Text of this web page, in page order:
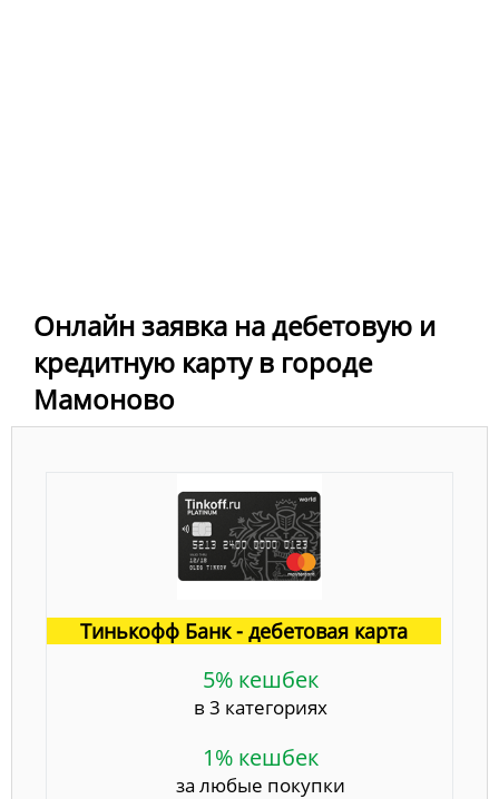
Онлайн заявка на дебетовую и
кредитную карту в городе
Мамоново
Тинькофф Банк - дебетовая карта
5% кешбек
в 3 категориях
1% кешбек
за любые покупки